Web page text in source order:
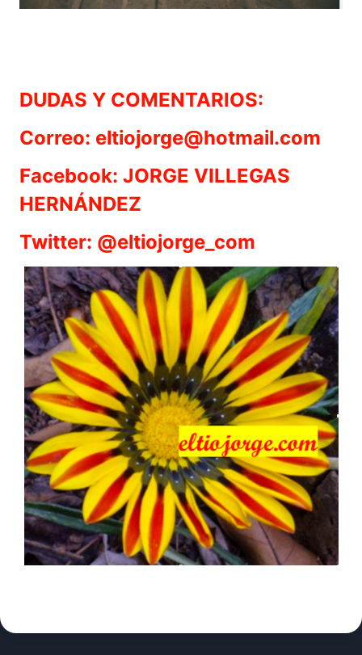
DUDAS Y COMENTARIOS:
Correo: eltiojorge@hotmail.com
Facebook: JORGE VILLEGAS
HERNÁNDEZ
Twitter: @eltiojorge_com